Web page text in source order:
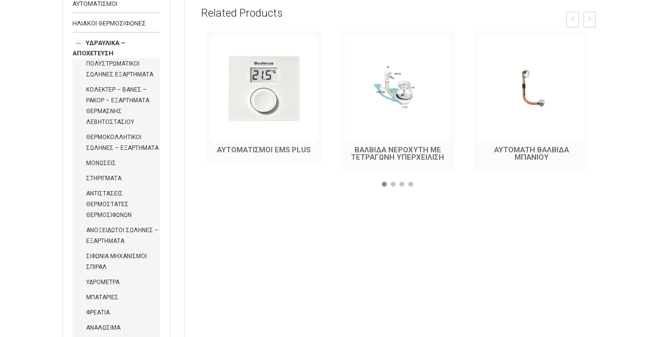
Related Products
ΕΥΚΑΜΠΤΟΣ ΑΝΟΞΕΙΔΩΤΟΣ
ΑΥΤΟΜΑΤΙΣΜΟΙ EMS PLUS
ΒΑΛΒΙΔΑ ΝΕΡΟΧΥΤΗ ΜΕ
ΤΕΤΡΑΓΩΝΗ ΥΠΕΡΧΕΙΛΙΣΗ
ΑΥΤΟΜΑΤΗ ΒΑΛΒΙΔΑ
ΜΠΑΝΙΟΥ
ΑΥΤΟΜΑΤΙΣΜΟΙ
ΗΛΙΑΚΟΙ ΘΕΡΜΟΣΙΦΩΝΕΣ
ΥΔΡΑΥΛΙΚΑ –
ΑΠΟΧΕΤΕΥΣΗ
ΠΟΛΥΣΤΡΩΜΑΤΙΚΟΙ
ΣΩΛΗΝΕΣ ΕΞΑΡΤΗΜΑΤΑ
ΚΟΛΕΚΤΕΡ – ΒΑΝΕΣ –
ΡΑΚΟΡ – ΕΞΑΡΤΗΜΑΤΑ
ΘΕΡΜΑΣΝΗΣ
ΛΕΒΗΤΟΣΤΑΣΙΟΥ
ΘΕΡΜΟΚΟΛΛΗΤΙΚΟΙ
ΣΩΛΗΝΕΣ – ΕΞΑΡΤΗΜΑΤΑ
ΜΟΝΩΣΕΙΣ
ΣΤΗΡΙΓΜΑΤΑ
ΑΝΤΙΣΤΑΣΕΙΣ
ΘΕΡΜΟΣΤΑΤΕΣ
ΘΕΡΜΟΣΙΦΩΝΩΝ
ΑΝΟΞΕΙΔΩΤΟΙ ΣΩΛΗΝΕΣ –
ΕΞΑΡΤΗΜΑΤΑ
ΣΙΦΩΝΙΑ ΜΗΧΑΝΙΣΜΟΙ
ΣΠΙΡΑΛ
ΥΔΡΟΜΕΤΡΑ
ΜΠΑΤΑΡΙΕΣ
ΦΡΕΑΤΙΑ
ΑΝΑΛΩΣΙΜΑ